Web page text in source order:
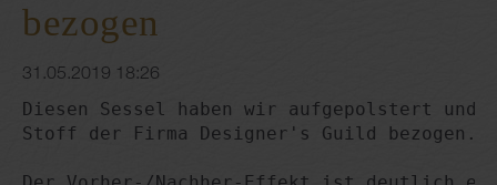
bezogen
31.05.2019 18:26
Diesen Sessel haben wir aufgepolstert und
Stoff der Firma Designer's Guild bezogen.